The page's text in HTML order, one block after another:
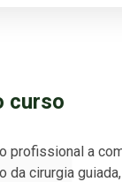
curso
profissional a
da cirurgia